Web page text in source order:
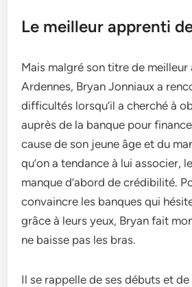
Le meilleur apprenti
Mais malgré son titre de
Ardennes, Bryan Jonniaux a
difficultés lorsqu’il a cherché à
auprès de la banque pour
cause de son jeune âge et du
qu’on a tendance à lui associer,
manque d’abord de crédibilité.
convaincre les banques qui
grâce à leurs yeux, Bryan fait
ne baisse pas les bras.
Il se rappelle de ses débuts et